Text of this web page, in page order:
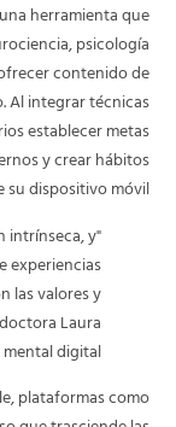
herramienta que
psicología
contenido de
Al integrar técnicas
establecer metas
y crear hábitos
dispositivo móvil.
intrínseca, y
experiencias
las valores y
Laura
digital.
plataformas como